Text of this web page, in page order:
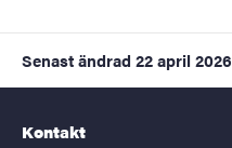
Senast ändrad 22 april 2026
Kontakt